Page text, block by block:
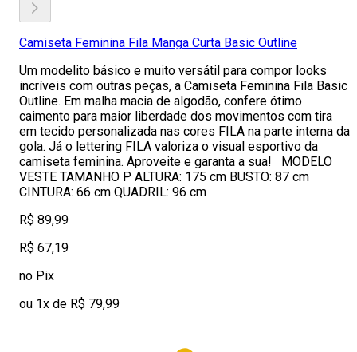
Camiseta Feminina Fila Manga Curta Basic Outline
Um modelito básico e muito versátil para compor looks
incríveis com outras peças, a Camiseta Feminina Fila Basic
Outline. Em malha macia de algodão, confere ótimo
caimento para maior liberdade dos movimentos com tira
em tecido personalizada nas cores FILA na parte interna da
gola. Já o lettering FILA valoriza o visual esportivo da
camiseta feminina. Aproveite e garanta a sua! MODELO
VESTE TAMANHO P ALTURA: 175 cm BUSTO: 87 cm
CINTURA: 66 cm QUADRIL: 96 cm
R$ 89,99
R$ 67,19
no Pix
ou 1x de R$ 79,99